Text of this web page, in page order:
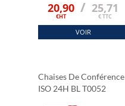
20,90
€HT
/ 25,71
€ TTC
VOIR
Chaises De Conférence
ISO 24H BL T0052